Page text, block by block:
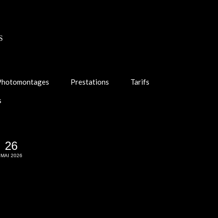
Prestations Tarifs
26
MAI 2026